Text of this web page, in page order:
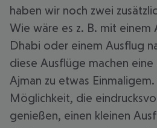
haben wir noch zwei
Wie wäre es z. B. mit einem
Dhabi oder einem Ausflug
diese Ausflüge machen eine
Ajman zu etwas
Möglichkeit, die
genießen, einen kleinen